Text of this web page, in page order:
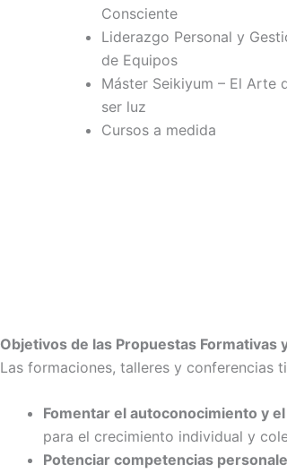
Consciente
Liderazgo Personal y
de Equipos
Máster Seikiyum – El Arte
ser luz
Cursos a medida
Objetivos de las Propuestas Formativas
Las formaciones, talleres y conferencias
Fomentar el autoconocimiento y
para el crecimiento individual y
Potenciar competencias